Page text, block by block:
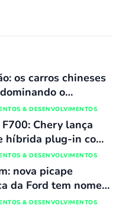
os carros chineses
o
porque
não têm
& DESENVOLVIMENTOS
F700: Chery lança
híbrida plug-in com
de atravessar
alagados de até 90
& DESENVOLVIMENTOS
nova picape
da Ford tem nome
e custará o mesmo
& DESENVOLVIMENTOS